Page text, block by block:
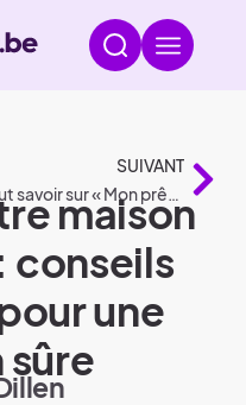
SUIVANT
Tout savoir sur « Mon prêt à la reconstruction »
maison
conseils
une
sûre